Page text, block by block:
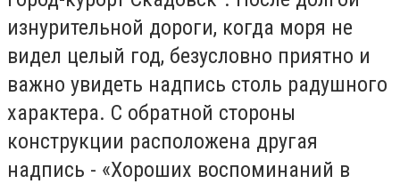
изнурительной дороги, когда моря не
видел целый год, безусловно приятно и
важно увидеть надпись столь радушного
характера. С обратной стороны
конструкции расположена другая
надпись - «Хороших воспоминаний в